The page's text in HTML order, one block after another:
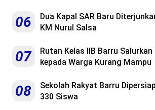
06
Dua Kapal SAR Baru
KM Nurul Salsa
07
Rutan Kelas IIB Barru
kepada Warga Kurang Mampu
08
Sekolah Rakyat Barru
330 Siswa